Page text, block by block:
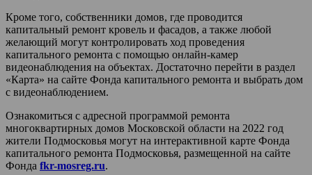
Кроме того, собственники домов, где проводится
капитальный ремонт кровель и фасадов, а также любой
желающий могут контролировать ход проведения
капитального ремонта с помощью онлайн-камер
видеонаблюдения на объектах. Достаточно перейти в раздел
«Карта» на сайте Фонда капитального ремонта и выбрать дом
с видеонаблюдением.
Ознакомиться с адресной программой ремонта
многоквартирных домов Московской области на 2022 год
жители Подмосковья могут на интерактивной карте Фонда
капитального ремонта Подмосковья, размещенной на сайте
Фонда fkr-mosreg.ru.